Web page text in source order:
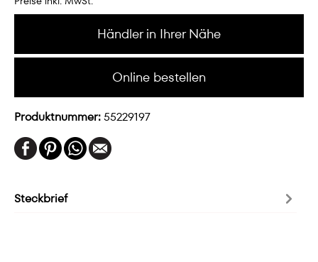
Händler in Ihrer Nähe
Online bestellen
Produktnummer:55229197
Steckbrief